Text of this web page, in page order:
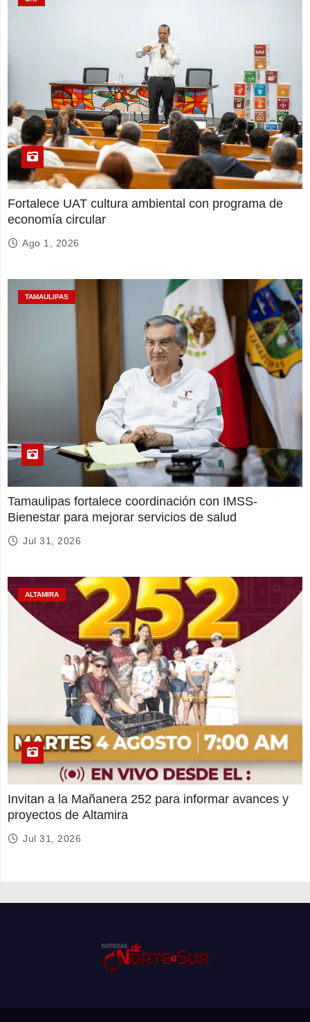
Fortalece UAT cultura ambiental con programa de
economía circular
Ago 1, 2026
TAMAULIPAS
Tamaulipas fortalece coordinación con IMSS-
Bienestar para mejorar servicios de salud
Jul 31, 2026
ALTAMIRA
Invitan a la Mañanera 252 para informar avances y
proyectos de Altamira
Jul 31, 2026